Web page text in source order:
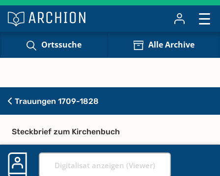
Ortssuche Alle Archive
Trauungen 1709-1828
Steckbrief zum Kirchenbuch
Digitalisat anzeigen (Viewer)